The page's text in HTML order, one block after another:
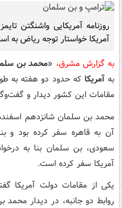
روزنامه آمریکایی واشنگتن
آمریکا خواستار توجه ریاض به
به گزارش مشرق، «محمد بن
بهآمریکا که حدود دو هفته به
مقامات این کشور دیدار و
محمد بن سلمان شانزدهم
آن به قاهره سفر کرده بود و
سعودی، بن سلمان بنا به
آمریکا سفر کرده است.
یکی از مقامات دولت آمریکا
روابط دو جانبه، در دیدار محمد